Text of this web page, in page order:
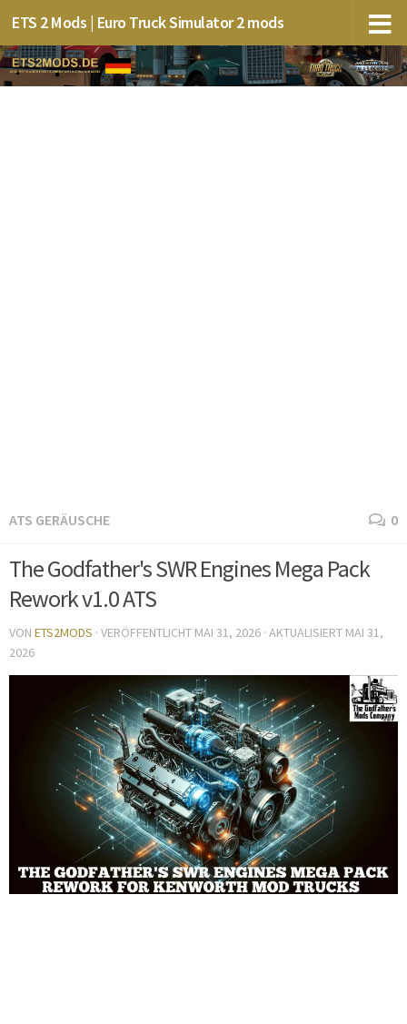
ETS 2 Mods | Euro Truck Simulator 2 mods
ATS GERÄUSCHE 0
The Godfather's SWR Engines Mega Pack
Rework v1.0 ATS
VON ETS2MODS · VERÖFFENTLICHT MAI 31, 2026 · AKTUALISIERT MAI 31,
2026